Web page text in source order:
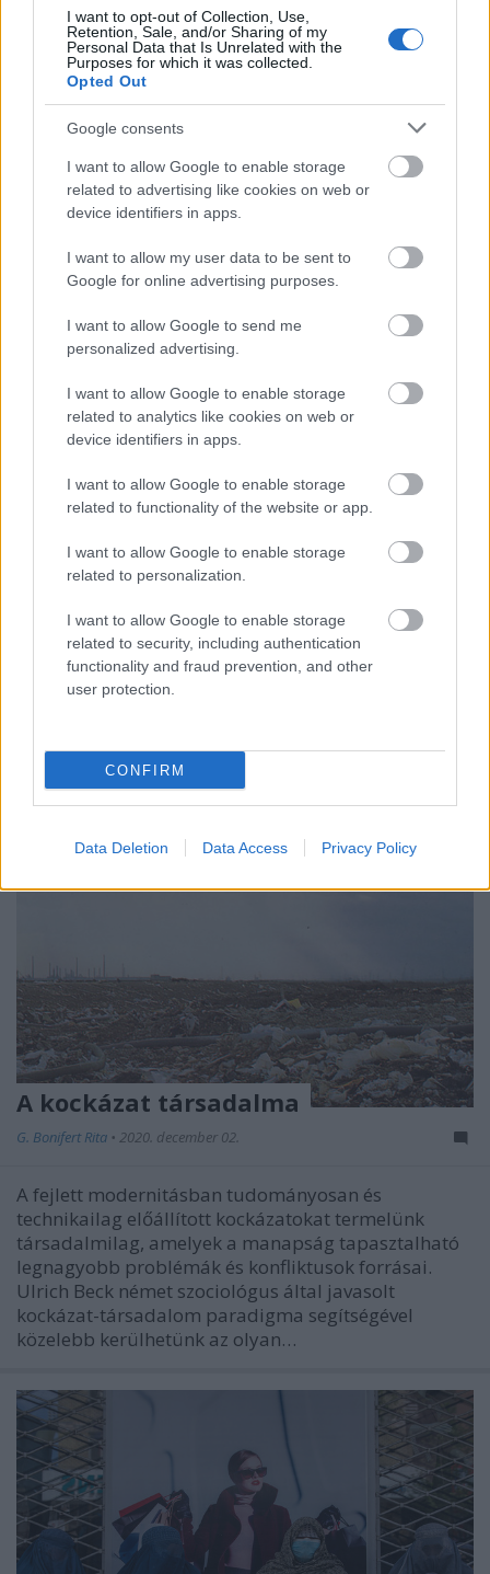
I want to opt-out of Collection, Use,
Retention, Sale, and/or Sharing of my
Personal Data that Is Unrelated with the
Purposes for which it was collected.
Opted Out
Google consents
I want to allow Google to enable storage
related to advertising like cookies on web or
device identifiers in apps.
I want to allow my user data to be sent to
Google for online advertising purposes.
I want to allow Google to send me
personalized advertising.
I want to allow Google to enable storage
related to analytics like cookies on web or
device identifiers in apps.
I want to allow Google to enable storage
related to functionality of the website or app.
I want to allow Google to enable storage
related to personalization.
I want to allow Google to enable storage
related to security, including authentication
functionality and fraud prevention, and other
user protection.
CONFIRM
Data Deletion Data Access Privacy Policy
találkozójuk van a pápával, azoknak nem teljesen
mindegy, hogy mit viselnek, a dresszkódot is
figyelembe kell…
"Its a match"- Indiai kiadás
G. Bonifert Rita •2020. december 08.
A Házasság Indiai módra című netflixes
dokumentumsorozatban indiai származású
segítségével rátalálni életük párjára Delhiben,
Mumbaiban, Texasban és New Jerseyben. A sorozat
nem csak amiatt érdekes mert valóságshow-szerűen
viszi be a nézőket más emberek…
A kockázat társadalma
G. Bonifert Rita • 2020. december 02.
A fejlett modernitásban tudományosan és
technikailag előállított kockázatokat termelünk
társadalmilag, amelyek a manapság tapasztalható
legnagyobb problémák és konfliktusok forrásai.
Ulrich Beck német szociológus által javasolt
kockázat-társadalom paradigma segítségével
közelebb kerülhetünk az olyan…